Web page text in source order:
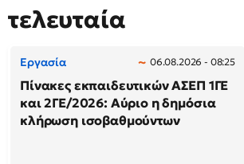
τελευταία
Εργασία 06.08.2026 - 08:25
Πίνακες εκπαιδευτικών ΑΣΕΠ 1ΓΕ
και 2ΓΕ/2026: Αύριο η δημόσια
κλήρωση ισοβαθμούντων